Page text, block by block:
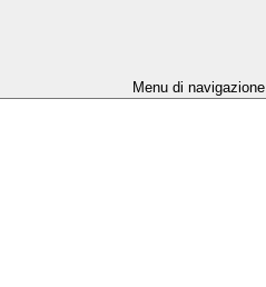
Menu di navigazione